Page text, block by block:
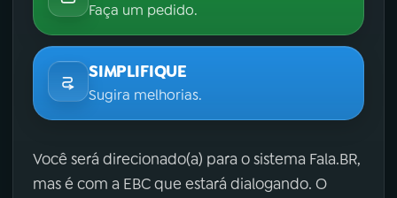
Faça um pedido.
SIMPLIFIQUE
Sugira melhorias.
Você será direcionado(a) para o sistema Fala.BR,
mas é com a EBC que estará dialogando. O